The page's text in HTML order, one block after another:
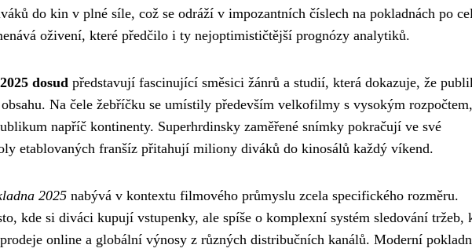
do kin v plné síle, což se odráží v impozantních číslech na pokladnách po
oživení, které předčilo i ty nejoptimističtější prognózy analytiků.
dosud představují fascinující směsici žánrů a studií, která dokazuje, že
Na čele žebříčku se umístily především velkofilmy s vysokým
napříč kontinenty. Superhrdinsky zaměřené snímky pokračují ve své
etablovaných franšíz přitahují miliony diváků do kinosálů každý víkend.
2025 nabývá v kontextu filmového průmyslu zcela specifického rozměru.
kde si diváci kupují vstupenky, ale spíše o komplexní systém sledování tržeb,
online a globální výnosy z různých distribučních kanálů. Moderní